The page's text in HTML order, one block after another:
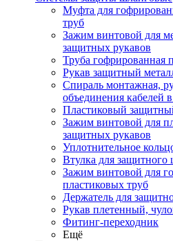
Муфта для
труб
Зажим винтовой для
защитных рукавов
Труба гофрированная
Рукав защитный
Спираль монтажная,
объединения кабелей
Пластиковый
Зажим винтовой для
защитных рукавов
Уплотнительное
Втулка для защитного
Зажим винтовой для
пластиковых труб
Держатель для
Рукав плетенный,
Фитинг-переходник
Ещё